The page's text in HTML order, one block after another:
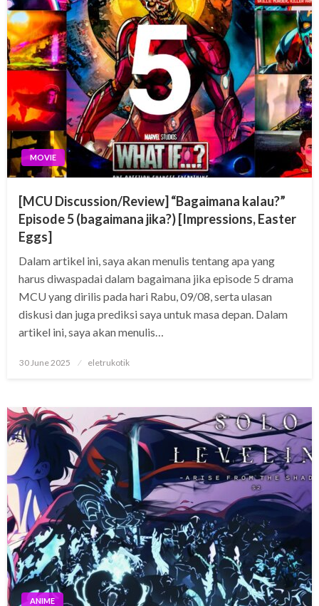
MOVIE
[MCU Discussion/Review] “Bagaimana kalau?”
Episode 5 (bagaimana jika?) [Impressions, Easter
Eggs]
Dalam artikel ini, saya akan menulis tentang apa yang
harus diwaspadai dalam bagaimana jika episode 5 drama
MCU yang dirilis pada hari Rabu, 09/08, serta ulasan
diskusi dan juga prediksi saya untuk masa depan. Dalam
artikel ini, saya akan menulis…
Posted
30 June 2025 eletrukotik
ANIME